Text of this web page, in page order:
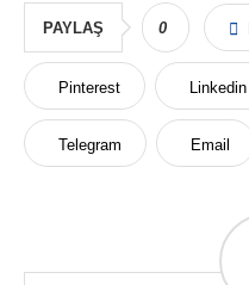
PAYLAŞ 0
Pinterest Linkedin
Telegram Email